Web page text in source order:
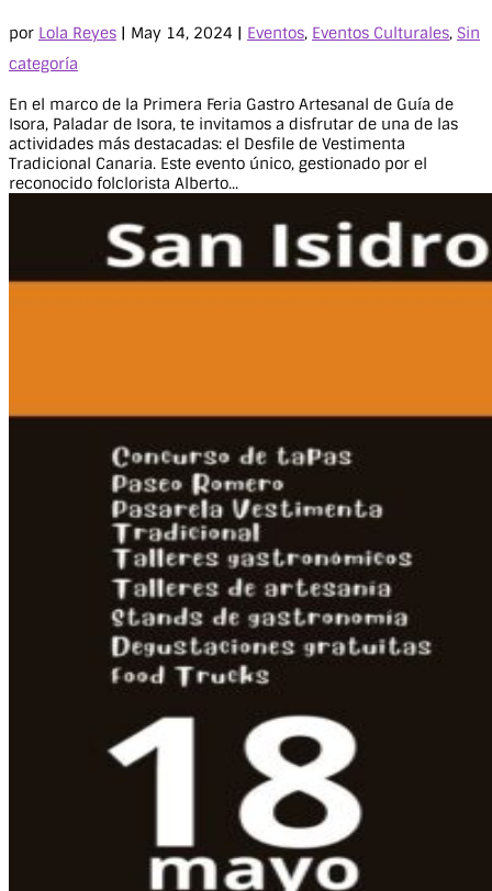
por Lola Reyes | May 14, 2024 | Eventos, Eventos Culturales, Sin
categoría
En el marco de la Primera Feria Gastro Artesanal de Guía de
Isora, Paladar de Isora, te invitamos a disfrutar de una de las
actividades más destacadas: el Desfile de Vestimenta
Tradicional Canaria. Este evento único, gestionado por el
reconocido folclorista Alberto...